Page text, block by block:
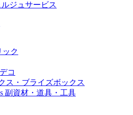
ジュサービス
ック
コ
ス・ブライズボックス
副資材・道具・工具